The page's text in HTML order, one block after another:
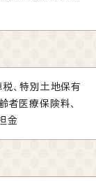
税、特別土地保有
者医療保険料、
金